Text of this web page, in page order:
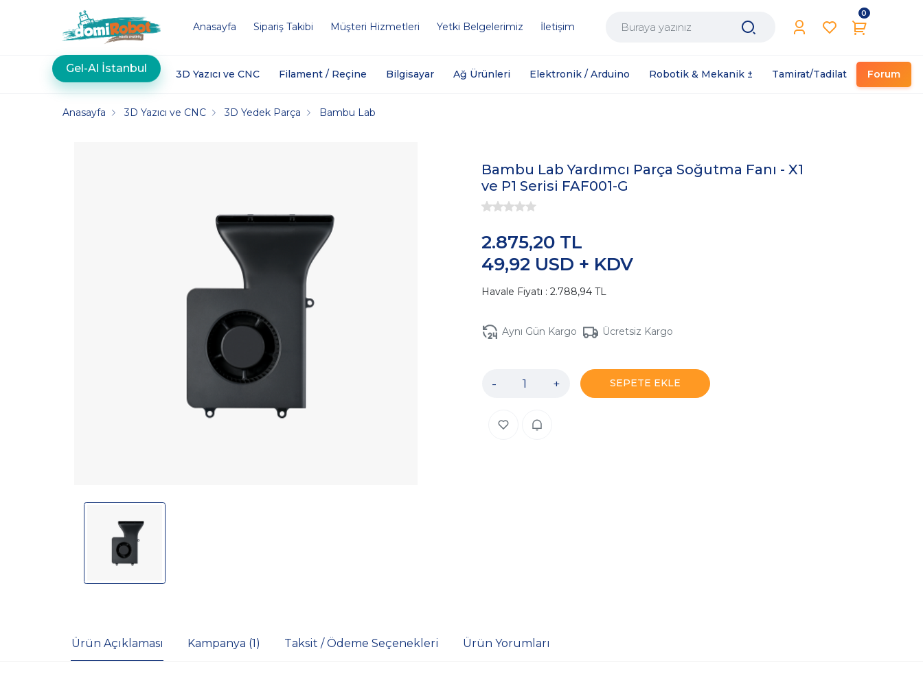
Anasayfa Sipariş Takibi Müşteri Hizmetleri Yetki Belgelerimiz İletişim
0
Gel-Al İstanbul 3D Yazıcı ve CNC Filament / Reçine Bilgisayar Ağ Ürünleri Elektronik / Arduino Robotik & Mekanik ± Tamirat/Tadilat Forum
Anasayfa 3D Yazıcı ve CNC 3D Yedek Parça Bambu Lab
Bambu Lab Yardımcı Parça Soğutma Fanı - X1
ve P1 Serisi FAF001-G
49,92 USD + KDV
2.875,20 TL
Havale Fiyatı : 2.788,94 TL
Aynı Gün Kargo Ücretsiz Kargo
- + SEPETE EKLE
Ürün Açıklaması Kampanya (1) Taksit / Ödeme Seçenekleri Ürün Yorumları